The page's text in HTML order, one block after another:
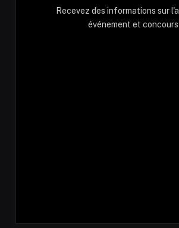
Recevez des informations sur
événement et concours